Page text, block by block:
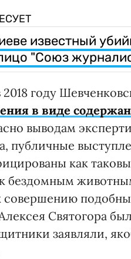
известный
"Союз
году
в виде
выводам
публичные
как
бездомным
совершению
Святогора
заявляли,